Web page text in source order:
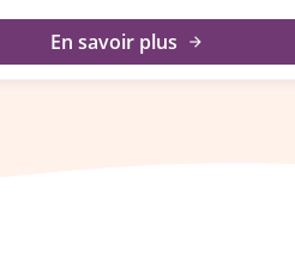
En savoir plus arrow_forward